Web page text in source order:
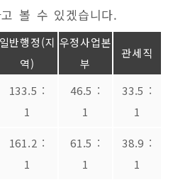
볼 수 있겠습니다.
일반행정(지
역)
우정사업본
부
관세직
133.5 :
1
46.5 :
1
33.5 :
1
161.2 :
1
61.5 :
1
38.9 :
1